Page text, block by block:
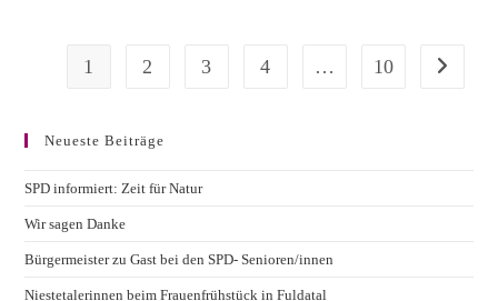
Ersten
1 2 3 4 … 10 Zur
Neueste Beiträge
SPD informiert: Zeit für Natur
Wir sagen Danke
Bürgermeister zu Gast bei den SPD- Senioren/innen
Niestetalerinnen beim Frauenfrühstück in Fuldatal